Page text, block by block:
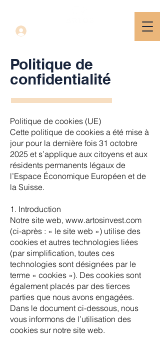
Politique de
confidentialité
Politique de cookies (UE)
Cette politique de cookies a été mise à
jour pour la dernière fois 31 octobre
2025 et s’applique aux citoyens et aux
résidents permanents légaux de
l’Espace Économique Européen et de
la Suisse.
1. Introduction
Notre site web, www.artosinvest.com
(ci-après : « le site web ») utilise des
cookies et autres technologies liées
(par simplification, toutes ces
technologies sont désignées par le
terme « cookies »). Des cookies sont
également placés par des tierces
parties que nous avons engagées.
Dans le document ci-dessous, nous
vous informons de l’utilisation des
cookies sur notre site web.